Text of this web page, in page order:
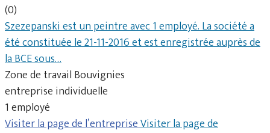
(0)
Szezepanski est un peintre avec 1 employé. La société a
été constituée le 21-11-2016 et est enregistrée auprès de
la BCE sous…
Zone de travail Bouvignies
entreprise individuelle
1 employé
Visiter la page de l’entrepriseVisiter la page de